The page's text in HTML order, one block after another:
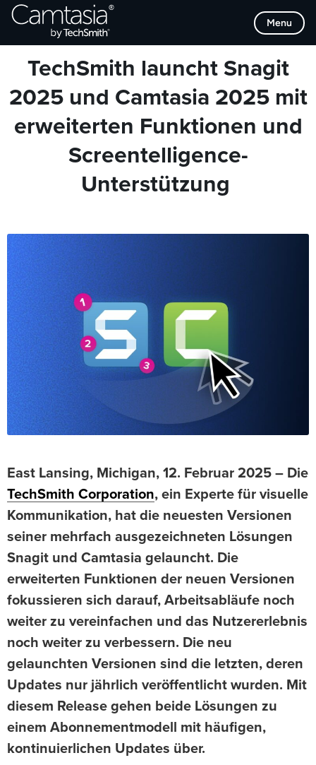
Direkt
zum
Menu
Browse Categories
TechSmith launcht Snagit
2025 und Camtasia 2025 mit
erweiterten Funktionen und
Screentelligence-
Unterstützung
East Lansing, Michigan, 12. Februar 2025 – Die
TechSmith Corporation, ein Experte für visuelle
Kommunikation, hat die neuesten Versionen
seiner mehrfach ausgezeichneten Lösungen
Snagit und Camtasia gelauncht. Die
erweiterten Funktionen der neuen Versionen
fokussieren sich darauf, Arbeitsabläufe noch
weiter zu vereinfachen und das Nutzererlebnis
noch weiter zu verbessern. Die neu
gelaunchten Versionen sind die letzten, deren
Updates nur jährlich veröffentlicht wurden. Mit
diesem Release gehen beide Lösungen zu
einem Abonnementmodell mit häufigen,
kontinuierlichen Updates über.